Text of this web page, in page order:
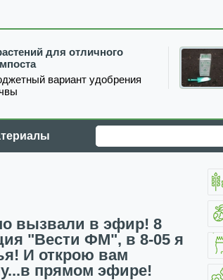
для отличного
вариант удобрения
вызвали в эфир! 8
"Вести ФМ", в 8-05 я
И открою вам
прямом эфире!